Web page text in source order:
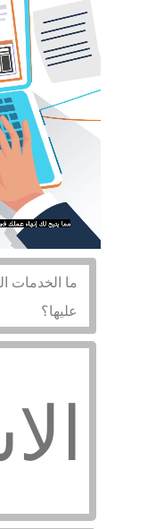
Film
ما الخدمات
عليها؟